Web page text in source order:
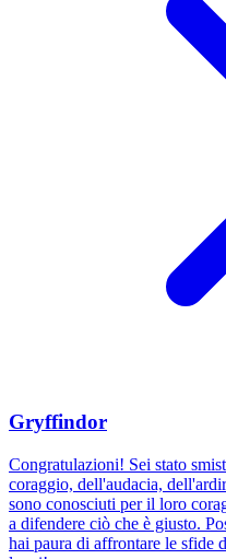
Gryffindor
Congratulazioni! Sei stato
coraggio, dell'audacia,
sono conosciuti per il loro
a difendere ciò che è giusto.
hai paura di affrontare le sfide